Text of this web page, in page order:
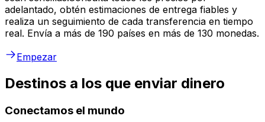
adelantado, obtén estimaciones de entrega fiables y
realiza un seguimiento de cada transferencia en tiempo
real. Envía a más de 190 países en más de 130 monedas.
Empezar
Destinos a los que enviar dinero
Conectamos el mundo